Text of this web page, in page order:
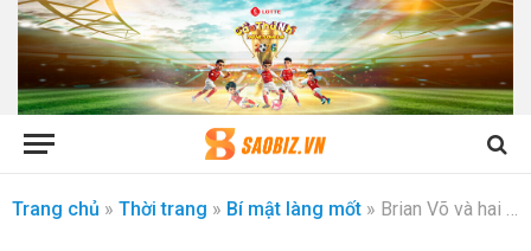
Trang chủ » Thời trang » Bí mật làng mốt » Brian Võ và hai tuyệt tác “Color of Freedom” – “Blood Moon Gathering”: Khi tự do, đam mê và bản năng cùng lên tiếng